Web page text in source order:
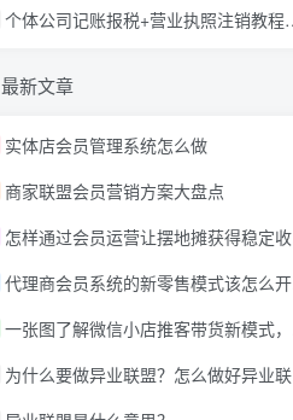
个体公司记账报税+营业执照注销教程：小白一看就会，某淘接业务一单搞几百
最新文章
实体店会员管理系统怎么做
商家联盟会员营销方案大盘点
怎样通过会员运营让摆地摊获得稳定收入？
代理商会员系统的新零售模式该怎么开发呢？
一张图了解微信小店推客带货新模式，详解什么是推客带货？微信小店推客机构怎么玩？
为什么要做异业联盟？怎么做好异业联盟？